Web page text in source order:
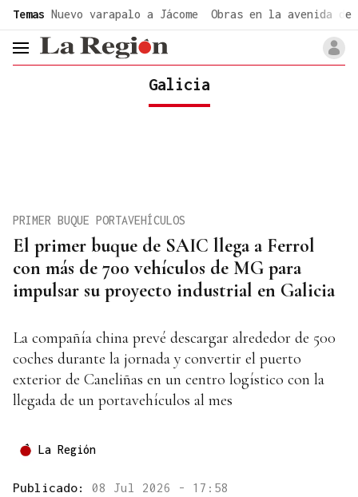
Temas Nuevo varapalo a Jácome Obras en la avenida de
header.menu.open
Galicia
El primer buque de SAIC llega a Ferrol
con más de 700 vehículos de MG para
impulsar su proyecto industrial en Galicia
PRIMER BUQUE PORTAVEHÍCULOS
La compañía china prevé descargar alrededor de 500
coches durante la jornada y convertir el puerto
exterior de Caneliñas en un centro logístico con la
llegada de un portavehículos al mes
La Región
Publicado: 08 Jul 2026 - 17:58